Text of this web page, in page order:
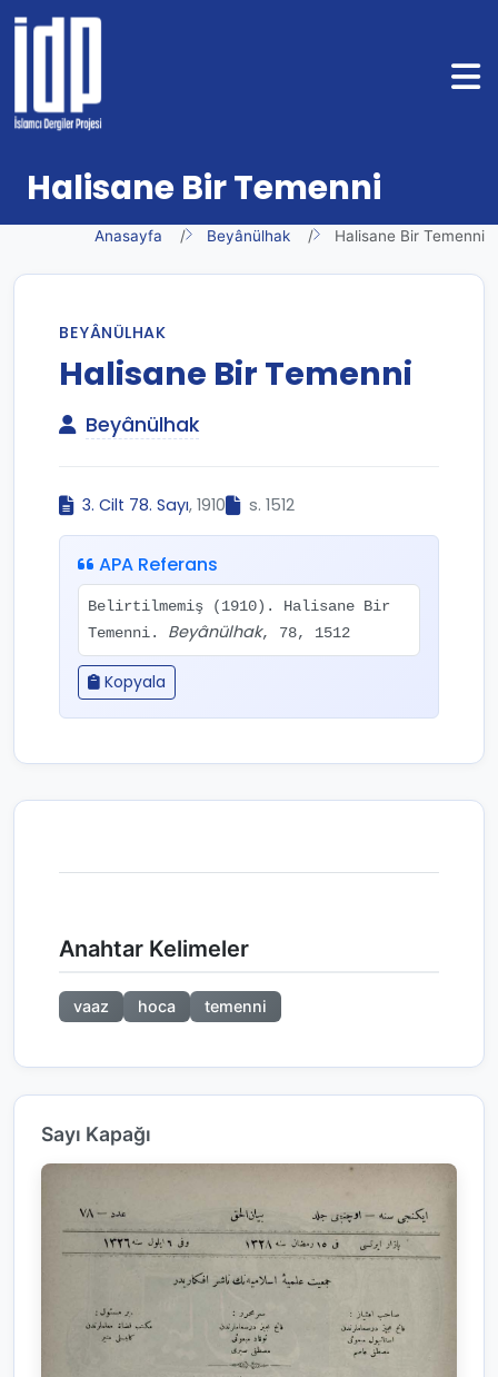
Halisane Bir Temenni
Anasayfa Beyânülhak Halisane Bir Temenni
BEYÂNÜLHAK
Halisane Bir Temenni
Beyânülhak
3. Cilt 78. Sayı, 1910 s. 1512
APA Referans
Belirtilmemiş (1910). Halisane Bir
Temenni. Beyânülhak, 78, 1512
Kopyala
Anahtar Kelimeler
vaaz hoca temenni
Sayı Kapağı